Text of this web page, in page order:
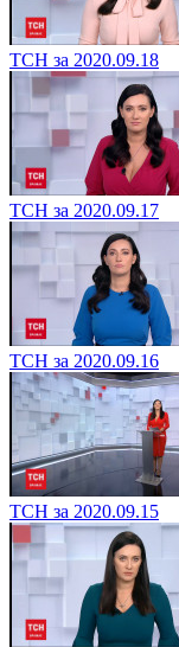
ТСН за 2020.09.18
ТСН за 2020.09.17
ТСН за 2020.09.16
ТСН за 2020.09.15